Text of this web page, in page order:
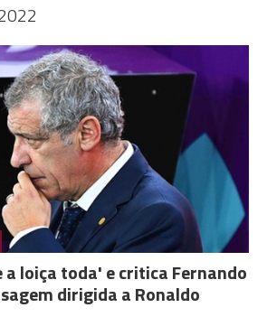
loiça toda' e critica Fernando
dirigida a Ronaldo